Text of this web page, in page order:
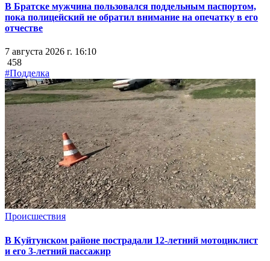
В Братске мужчина пользовался поддельным паспортом,
пока полицейский не обратил внимание на опечатку в его
отчестве
7 августа 2026 г. 16:10
458
#Подделка
Происшествия
В Куйтунском районе пострадали 12-летний мотоциклист
и его 3-летний пассажир